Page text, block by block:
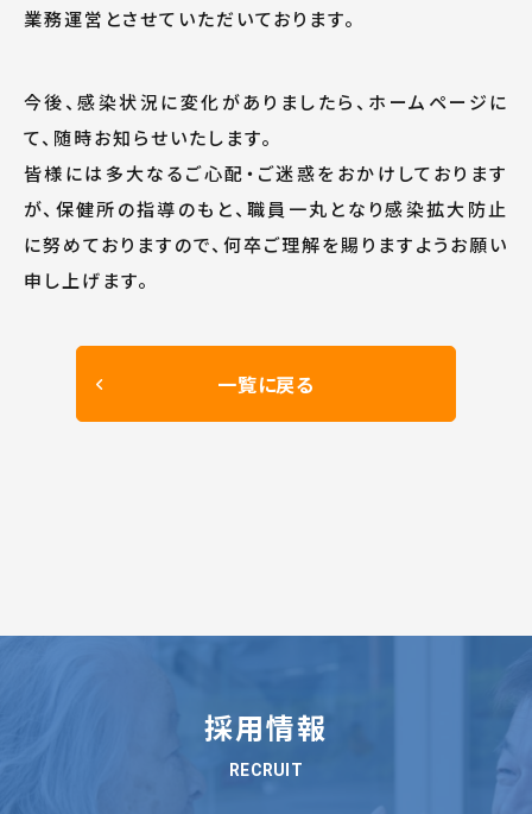
業務運営とさせていただいております。
今後、感染状況に変化がありましたら、ホームページに
て、随時お知らせいたします。
皆様には多大なるご心配・ご迷惑をおかけしております
が、保健所の指導のもと、職員一丸となり感染拡大防止
に努めておりますので、何卒ご理解を賜りますようお願い
申し上げます。
一覧に戻る
採用情報
RECRUIT